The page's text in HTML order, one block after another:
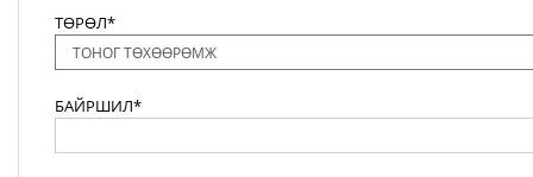
ТӨРӨЛ*
БАЙРШИЛ*